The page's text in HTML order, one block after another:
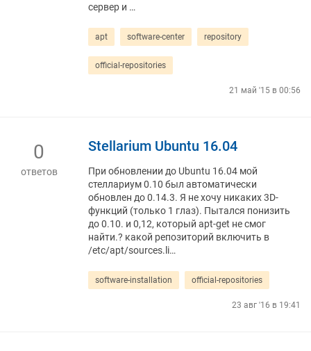
сервер и …
apt software-center repository
official-repositories
21 май '15 в 00:56
0
ответов
Stellarium Ubuntu 16.04
При обновлении до Ubuntu 16.04 мой
стеллариум 0.10 был автоматически
обновлен до 0.14.3. Я не хочу никаких 3D-
функций (только 1 глаз). Пытался понизить
до 0.10. и 0,12, который apt-get не смог
найти.? какой репозиторий включить в
/etc/apt/sources.li…
software-installation official-repositories
23 авг '16 в 19:41